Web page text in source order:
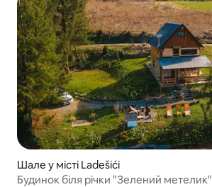
Шале у місті Ladešići
Будинок біля річки "Зелений метелик"